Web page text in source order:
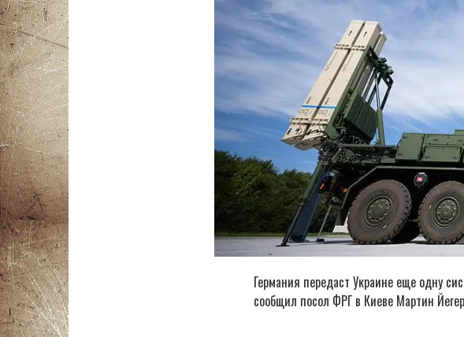
Германия передаст Украине еще одну
сообщил посол ФРГ в Киеве Мартин